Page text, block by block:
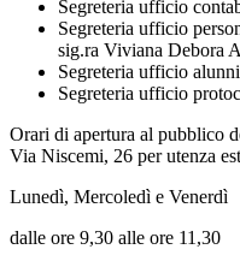
Segreteria ufficio
Segreteria ufficio
sig.ra Viviana Debora
Segreteria ufficio
Segreteria ufficio
Orari di apertura al pubblico
Via Niscemi, 26 per utenza
Lunedì, Mercoledì e Venerdì
dalle ore 9,30 alle ore 11,30